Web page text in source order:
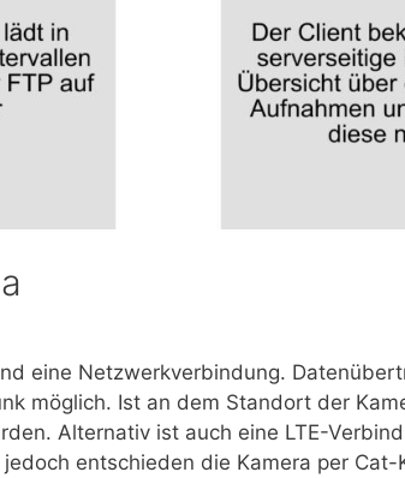
eine Netzwerkverbindung.
möglich. Ist an dem Standort der
Alternativ ist auch eine LTE-
entschieden die Kamera per